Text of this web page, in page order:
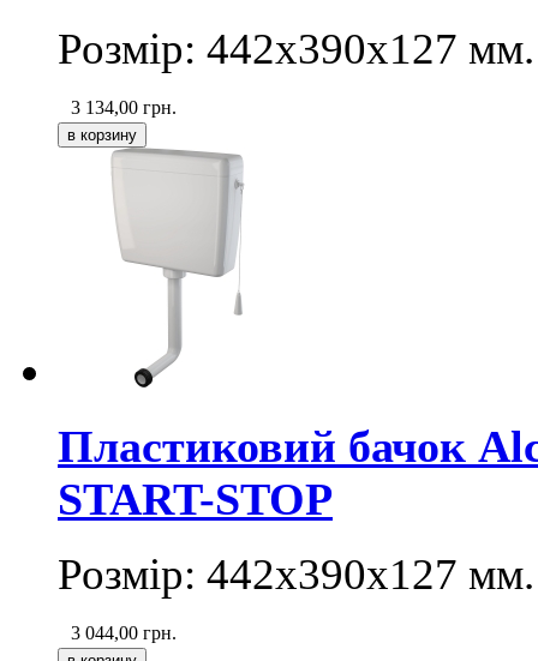
Розмір: 442х390х127 мм.
3 134,00 грн.
Пластиковий бачок
START-STOP
Розмір: 442х390х127 мм.
3 044,00 грн.